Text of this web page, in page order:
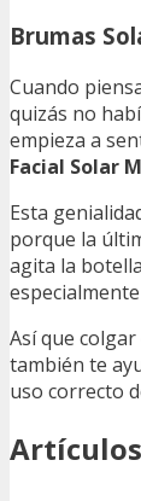
Brumas
Cuando
quizás no
empieza a
Facial Solar
Esta
porque la
agita la
Así que
también te
uso correcto